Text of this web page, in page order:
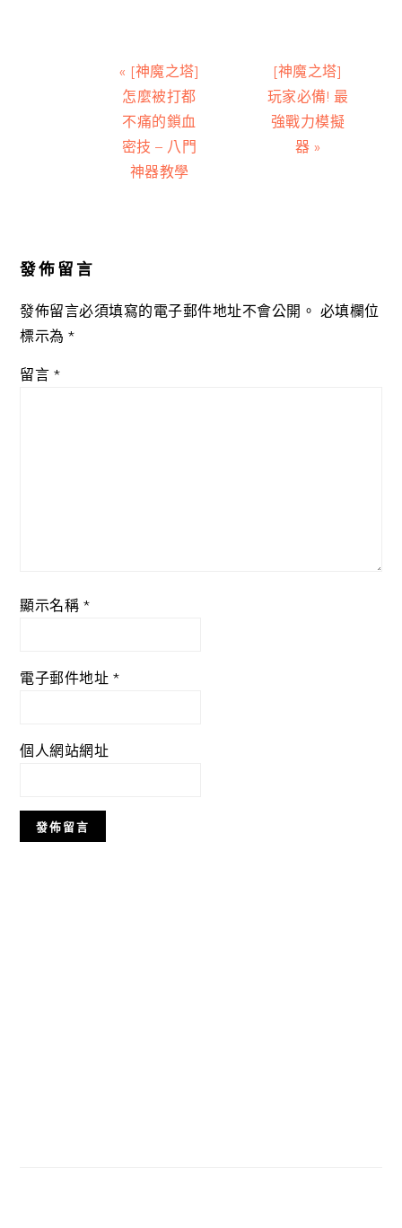
Previous
Post:
« [神魔之塔]
怎麼被打都
不痛的鎖血
密技 – 八門
神器教學
Next
Post:
[神魔之塔]
玩家必備! 最
強戰力模擬
器 »
發佈留言
發佈留言必須填寫的電子郵件地址不會公開。 必填欄位
標示為*
留言 *
顯示名稱 *
電子郵件地址 *
個人網站網址